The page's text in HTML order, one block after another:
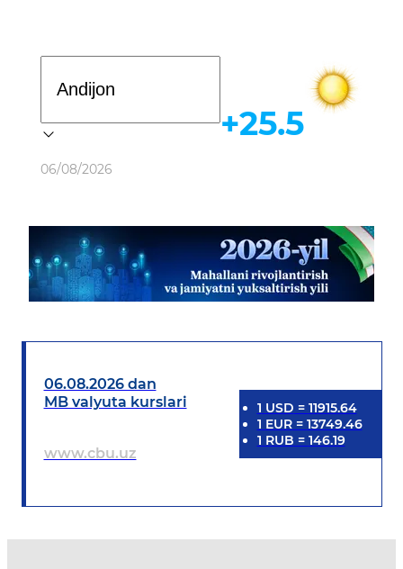
Ob-havo
06/08/2026
+25.5
06.08.2026 dan
MB valyuta kurslari
www.cbu.uz
1 USD = 11915.64
1 EUR= 13749.46
1 RUB = 146.19